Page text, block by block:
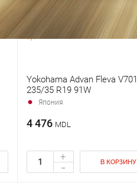
Yokohama Advan Fleva V701
235/35 R19 91W
Япония
4 476 MDL
+
- В КОРЗИНУ